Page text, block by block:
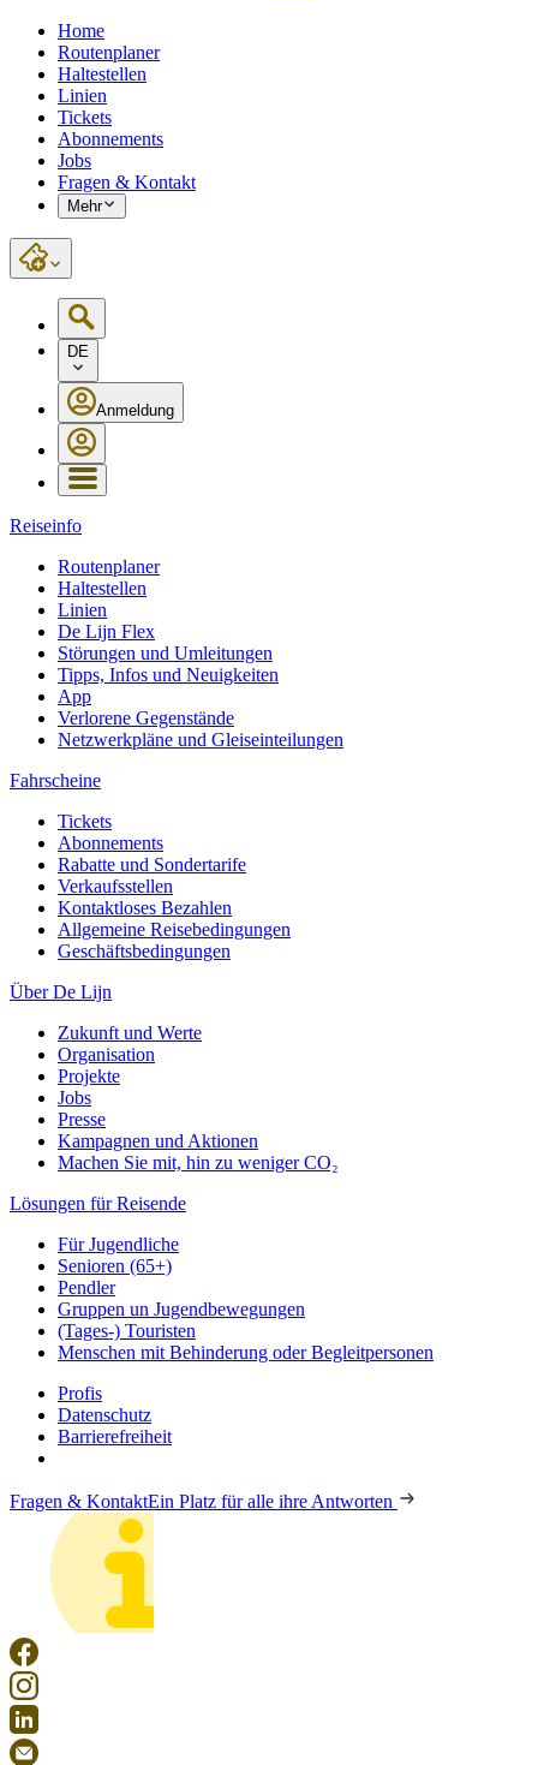
Home
Routenplaner
Haltestellen
Linien
Tickets
Abonnements
Jobs
Fragen & Kontakt
Mehr
DE
Anmeldung
Reiseinfo
Routenplaner
Haltestellen
Linien
De Lijn Flex
Störungen und Umleitungen
Tipps, Infos und Neuigkeiten
App
Verlorene Gegenstände
Netzwerkpläne und Gleiseinteilungen
Fahrscheine
Tickets
Abonnements
Rabatte und Sondertarife
Verkaufsstellen
Kontaktloses Bezahlen
Allgemeine Reisebedingungen
Geschäftsbedingungen
Über De Lijn
Zukunft und Werte
Organisation
Projekte
Jobs
Presse
Kampagnen und Aktionen
Machen Sie mit, hin zu weniger CO₂
Lösungen für Reisende
Für Jugendliche
Senioren (65+)
Pendler
Gruppen un Jugendbewegungen
(Tages-) Touristen
Menschen mit Behinderung oder Begleitpersonen
Profis
Datenschutz
Barrierefreiheit
Fragen & KontaktEin Platz für alle ihre Antworten